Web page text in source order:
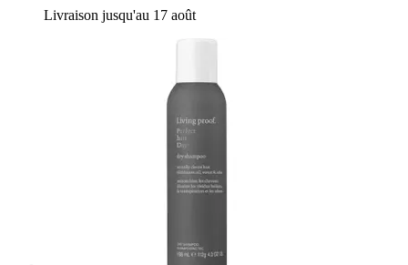
Livraison jusqu'au 17 août